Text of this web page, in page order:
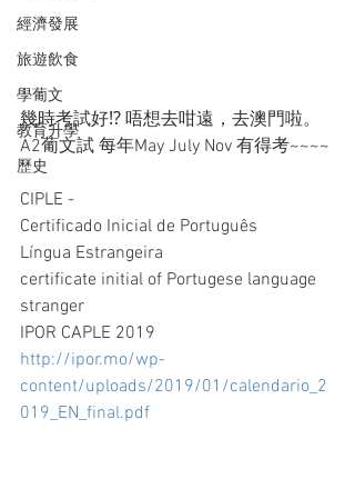
經濟發展
旅遊飲食
學葡文
教育升學
歷史
幾時考試好⁉️ 唔想去咁遠，去澳門啦。
A2葡文試 每年May July Nov 有得考~~~~
CIPLE -
Certificado Inicial de Português
Língua Estrangeira
certificate initial of Portugese language
stranger
IPOR CAPLE 2019
http://ipor.mo/wp-
content/uploads/2019/01/calendario_2
019_EN_final.pdf